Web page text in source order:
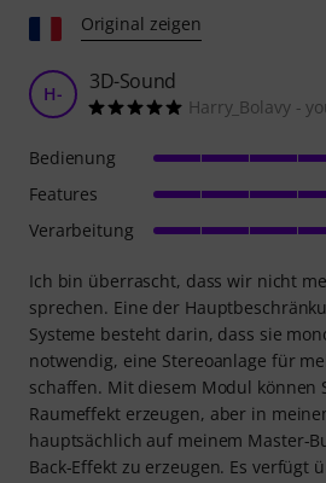
Original zeigen
H- 3D-Sound
Harry_Bolavy -
Ich bin überrascht, dass wir nicht
sprechen. Eine der
Systeme besteht darin, dass sie
notwendig, eine Stereoanlage für
schaffen. Mit diesem Modul können
Raumeffekt erzeugen, aber in
hauptsächlich auf meinem Master-
Back-Effekt zu erzeugen. Es verfügt
Bedienung
Features
Verarbeitung